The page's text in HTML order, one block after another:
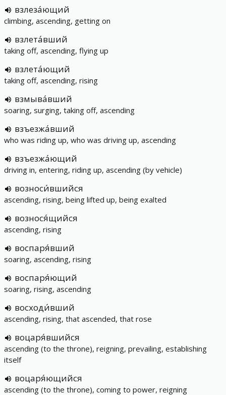
взлеза́ющий
climbing, ascending, getting on
взлета́вший
taking off, ascending, flying up
взлета́ющий
taking off, ascending, rising
взмыва́вший
soaring, surging, taking off, ascending
взъезжа́вший
who was riding up, who was driving up, ascending
взъезжа́ющий
driving in, entering, riding up, ascending (by vehicle)
возноси́вшийся
ascending, rising, being lifted up, being exalted
вознося́щийся
ascending, rising
воспаря́вший
soaring, ascending, rising
воспаря́ющий
soaring, rising, ascending
восходи́вший
ascending, rising, that ascended, that rose
воцаря́вшийся
ascending (to the throne), reigning, prevailing, establishing
itself
воцаря́ющийся
ascending (to the throne), coming to power, reigning